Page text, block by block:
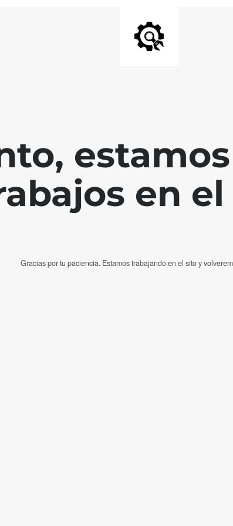
en
Gracias por tu paciencia. Estamos trabajando en el sito y